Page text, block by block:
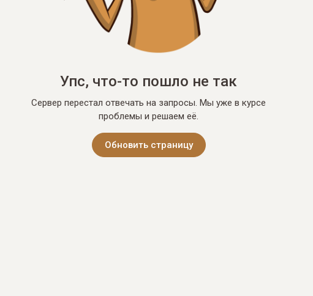
Упс, что-то пошло не так
Сервер перестал отвечать на запросы. Мы уже в курсе
проблемы и решаем её.
Обновить страницу